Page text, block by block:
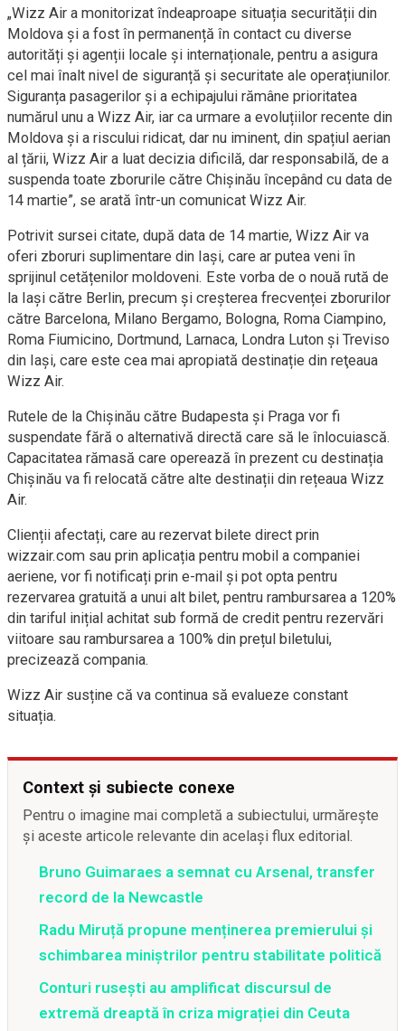
„Wizz Air a monitorizat îndeaproape situația securității din
Moldova și a fost în permanență în contact cu diverse
autorități și agenții locale și internaționale, pentru a asigura
cel mai înalt nivel de siguranță și securitate ale operațiunilor.
Siguranța pasagerilor și a echipajului rămâne prioritatea
numărul unu a Wizz Air, iar ca urmare a evoluțiilor recente din
Moldova și a riscului ridicat, dar nu iminent, din spațiul aerian
al țării, Wizz Air a luat decizia dificilă, dar responsabilă, de a
suspenda toate zborurile către Chișinău începând cu data de
14 martie”, se arată într-un comunicat Wizz Air.
Potrivit sursei citate, după data de 14 martie, Wizz Air va
oferi zboruri suplimentare din Iași, care ar putea veni în
sprijinul cetățenilor moldoveni. Este vorba de o nouă rută de
la Iași către Berlin, precum și creșterea frecvenței zborurilor
către Barcelona, ​​Milano Bergamo, Bologna, Roma Ciampino,
Roma Fiumicino, Dortmund, Larnaca, Londra Luton și Treviso
din Iași, care este cea mai apropiată destinație din reţeaua
Wizz Air.
Rutele de la Chișinău către Budapesta și Praga vor fi
suspendate fără o alternativă directă care să le înlocuiască.
Capacitatea rămasă care operează în prezent cu destinația
Chișinău va fi relocată către alte destinații din rețeaua Wizz
Air.
Clienții afectați, care au rezervat bilete direct prin
wizzair.com sau prin aplicația pentru mobil a companiei
aeriene, vor fi notificați prin e-mail și pot opta pentru
rezervarea gratuită a unui alt bilet, pentru rambursarea a 120%
din tariful inițial achitat sub formă de credit pentru rezervări
viitoare sau rambursarea a 100% din prețul biletului,
precizează compania.
Wizz Air susține că va continua să evalueze constant
situația.
Context și subiecte conexe
Pentru o imagine mai completă a subiectului, urmărește
și aceste articole relevante din același flux editorial.
Bruno Guimaraes a semnat cu Arsenal, transfer
record de la Newcastle
Radu Miruță propune menținerea premierului și
schimbarea miniștrilor pentru stabilitate politică
Conturi rusești au amplificat discursul de
extremă dreaptă în criza migrației din Ceuta